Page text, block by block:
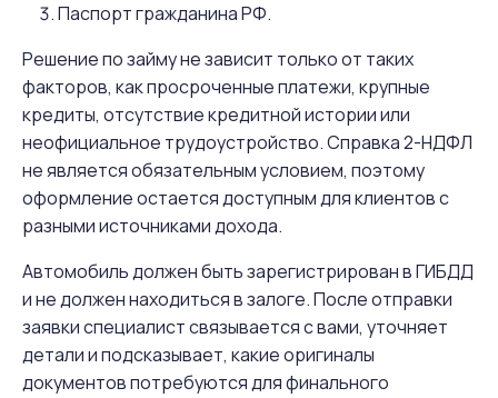
Паспорт гражданина РФ.
Решение по займу не зависит только от таких
факторов, как просроченные платежи, крупные
кредиты, отсутствие кредитной истории или
неофициальное трудоустройство. Справка 2-НДФЛ
не является обязательным условием, поэтому
оформление остается доступным для клиентов с
разными источниками дохода.
Автомобиль должен быть зарегистрирован в ГИБДД
и не должен находиться в залоге. После отправки
заявки специалист связывается с вами, уточняет
детали и подсказывает, какие оригиналы
документов потребуются для финального